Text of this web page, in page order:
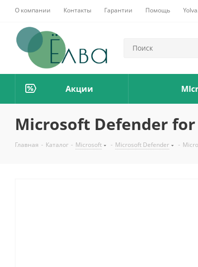
О компании Контакты Гарантии Помощь
Акции
Microsoft Defender for
Главная - Каталог - Microsoft - Microsoft Defender -